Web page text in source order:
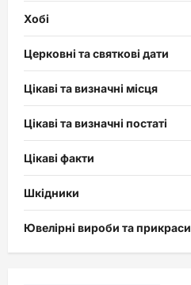
Хобі
Церковні та святкові дати
Цікаві та визначні місця
Цікаві та визначні постаті
Цікаві факти
Шкідники
Ювелірні вироби та прикраси